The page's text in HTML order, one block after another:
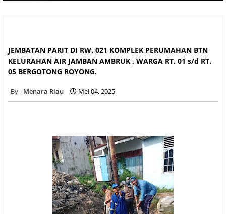
JEMBATAN PARIT DI RW. 021 KOMPLEK PERUMAHAN BTN
KELURAHAN AIR JAMBAN AMBRUK , WARGA RT. 01 s/d RT.
05 BERGOTONG ROYONG.
Menara Riau Mei 04, 2025